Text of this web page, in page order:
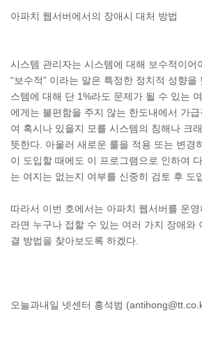
아파치 웹서버에서의 장애시 대처 방법
시스템 관리자는 시스템에 대해 보수적이어
“보수적” 이라는 말은 특정한 정치적 성향을
스템에 대해 단 1%라도 문제가 될 수 있는
에게는 불편함을 주지 않는 한도내에서 가
여 혹시나 있을지 모를 시스템의 침해나 크
뜻한다. 아울러 새로운 룰을 적용 또는 변경
이 도입할 때에도 이 프로그램으로 인하여
는 여지는 없는지 여부를 신중히 검토 후 도
따라서 이번 호에서는 아파치 웹서버를 운
라면 누구나 접할 수 있는 여러 가지 장애와
결 방법을 찾아보도록 하겠다.
오늘과내일 넷센터 홍석범